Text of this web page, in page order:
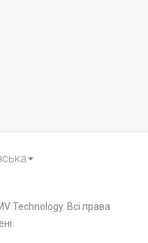
Technology. Всі права